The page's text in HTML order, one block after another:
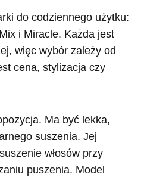
do codziennego użytku:
i Miracle. Każda jest
więc wybór zależy od
cena, stylizacja czy
Ma być lekka,
suszenia. Jej
włosów przy
puszenia. Model